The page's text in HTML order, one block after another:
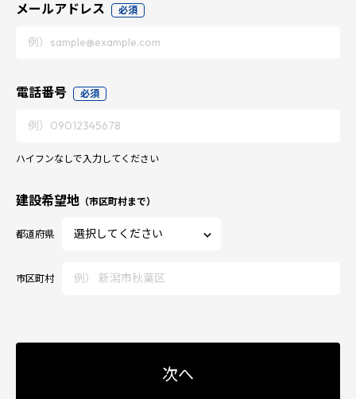
メールアドレス 必須
電話番号 必須
ハイフンなしで入力してください
建設希望地 （市区町村まで）
都道府県
市区町村